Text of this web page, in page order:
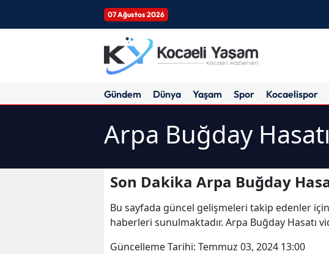
07 Ağustos 2026
Gündem Dünya Yaşam Spor Kocaelispor
Arpa Buğday
Son Dakika Arpa Buğday
Bu sayfada güncel gelişmeleri takip edenler için
haberleri sunulmaktadır. Arpa Buğday Hasatı
Güncelleme Tarihi: Temmuz 03, 2024 13:00